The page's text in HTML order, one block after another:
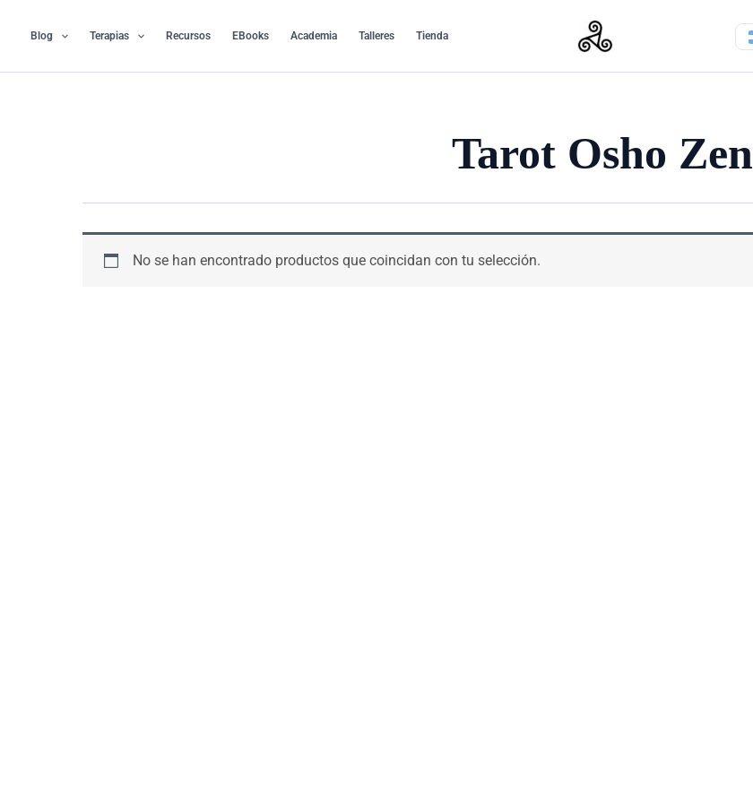
Blog Terapias Recursos EBooks Academia Talleres Tienda
Tarot Osho Zen
No se han encontrado productos que coincidan con tu selección.